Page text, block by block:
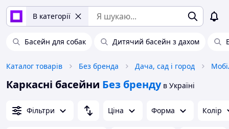
В категорії
Басейн для собак Дитячий басейн з дахом
Каталог товарів Без бренда Дача, сад і город
Каркасні басейни Без бренду в Україні
Фільтри Ціна Форма Колір